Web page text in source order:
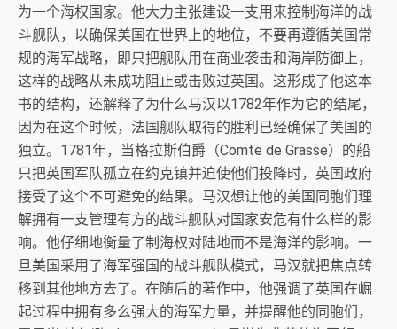
为一个海权国家。他大力主张建设一支用来控制海洋的战
斗舰队，以确保美国在世界上的地位，不要再遵循美国常
规的海军战略，即只把舰队用在商业袭击和海岸防御上，
这样的战略从未成功阻止或击败过英国。这形成了他这本
书的结构，还解释了为什么马汉以1782年作为它的结尾，
因为在这个时候，法国舰队取得的胜利已经确保了美国的
独立。1781年，当格拉斯伯爵（Comte de Grasse）的船
只把英国军队孤立在约克镇并迫使他们投降时，英国政府
接受了这个不可避免的结果。马汉想让他的美国同胞们理
解拥有一支管理有方的战斗舰队对国家安危有什么样的影
响。他仔细地衡量了制海权对陆地而不是海洋的影响。一
旦美国采用了海军强国的战斗舰队模式，马汉就把焦点转
移到其他地方去了。在随后的著作中，他强调了英国在崛
起过程中拥有多么强大的海军力量，并提醒他的同胞们，